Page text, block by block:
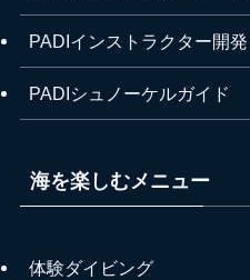
PADIインストラクター開発
PADIシュノーケルガイド
海を楽しむメニュー
体験ダイビング